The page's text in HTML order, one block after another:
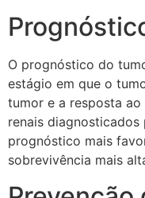
O prognóstico do
estágio em que o
tumor e a resposta
renais
prognóstico mais
sobrevivência mais